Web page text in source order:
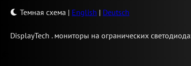
Темная схема | English | Deutsch
DisplayTech . мониторы на огранических